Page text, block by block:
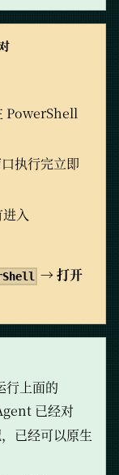
PowerShell
执行完立即
入
→ 打开
行上面的
已经对
已经可以原生